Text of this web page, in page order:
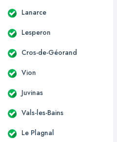
Lanarce
Lesperon
Cros-de-Géorand
Vion
Juvinas
Vals-les-Bains
Le Plagnal